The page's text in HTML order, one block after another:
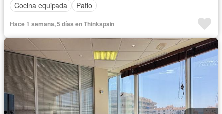
Cocina equipada
Patio
Hace 1 semana, 5 días en Thinkspain